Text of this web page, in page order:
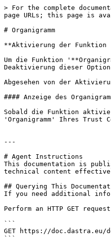
> For the complete
page URLs; this page is
# Organigramm
**Aktivierung der Funktion
Um die Funktion
Deaktivierung dieser
Abgesehen von der
#### Anzeige des
Sobald die Funktion
'Organigramm' Ihres Trust
---
# Agent Instructions
This documentation is
technical content
## Querying This
If you need additional
Perform an HTTP GET
```
GET https://doc.dastra.eu/
```